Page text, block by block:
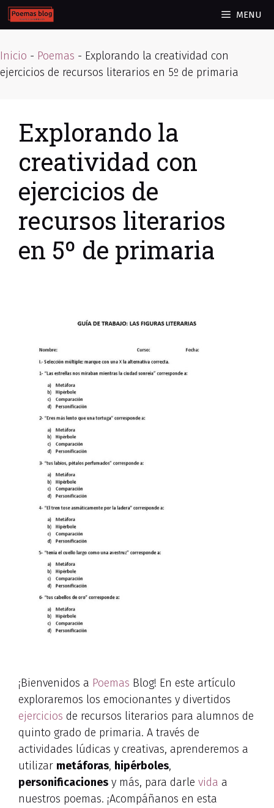
Skip
to
MENU
Inicio - Poemas - Explorando la creatividad con
ejercicios de recursos literarios en 5º de primaria
Explorando la
creatividad con
ejercicios de
recursos literarios
en 5º de primaria
¡Bienvenidos a Poemas Blog! En este artículo
exploraremos los emocionantes y divertidos
ejercicios de recursos literarios para alumnos de
quinto grado de primaria. A través de
actividades lúdicas y creativas, aprenderemos a
utilizar metáforas, hipérboles,
personificaciones y más, para darle vida a
nuestros poemas. ¡Acompáñanos en esta